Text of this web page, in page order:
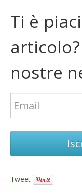
Ti è
nostre
Tweet